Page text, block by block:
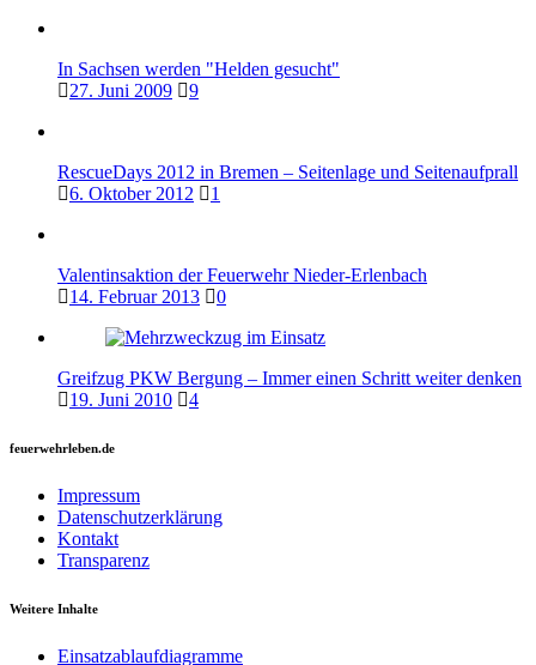
In Sachsen werden "Helden gesucht"
27. Juni 2009
9
RescueDays 2012 in Bremen – Seitenlage und Seitenaufprall
6. Oktober 2012
1
Valentinsaktion der Feuerwehr Nieder-Erlenbach
14. Februar 2013
0
Greifzug PKW Bergung – Immer einen Schritt weiter denken
19. Juni 2010
4
feuerwehrleben.de
Impressum
Datenschutzerklärung
Kontakt
Transparenz
Weitere Inhalte
Einsatzablaufdiagramme